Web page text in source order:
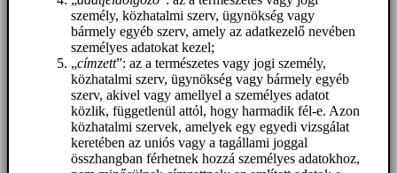
személy, közhatalmi szerv, ügynökség vagy
bármely egyéb szerv, amely az adatkezelő nevében
személyes adatokat kezel;
„címzett”: az a természetes vagy jogi személy,
közhatalmi szerv, ügynökség vagy bármely egyéb
szerv, akivel vagy amellyel a személyes adatot
közlik, függetlenül attól, hogy harmadik fél-e. Azon
közhatalmi szervek, amelyek egy egyedi vizsgálat
keretében az uniós vagy a tagállami joggal
összhangban férhetnek hozzá személyes adatokhoz,